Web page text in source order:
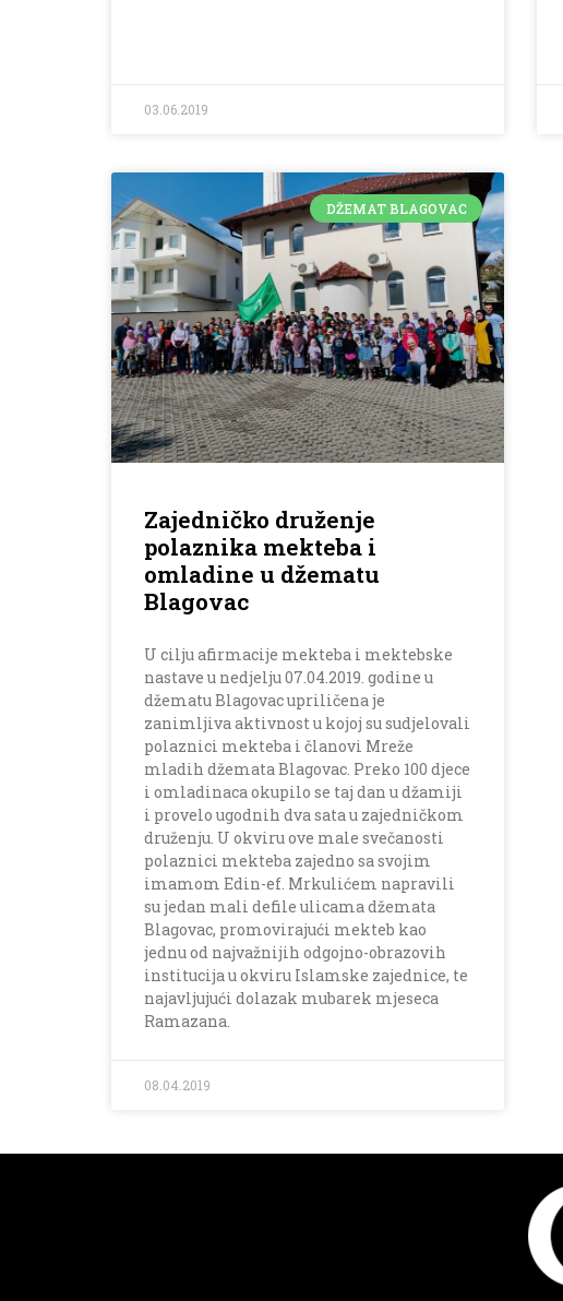
03.06.2019
DŽEMAT BLAGOVAC
Zajedničko druženje
polaznika mekteba i
omladine u džematu
Blagovac
U cilju afirmacije mekteba i mektebske
nastave u nedjelju 07.04.2019. godine u
džematu Blagovac upriličena je
zanimljiva aktivnost u kojoj su sudjelovali
polaznici mekteba i članovi Mreže
mladih džemata Blagovac. Preko 100 djece
i omladinaca okupilo se taj dan u džamiji
i provelo ugodnih dva sata u zajedničkom
druženju. U okviru ove male svečanosti
polaznici mekteba zajedno sa svojim
imamom Edin-ef. Mrkulićem napravili
su jedan mali defile ulicama džemata
Blagovac, promovirajući mekteb kao
jednu od najvažnijih odgojno-obrazovih
institucija u okviru Islamske zajednice, te
najavljujući dolazak mubarek mjeseca
Ramazana.
08.04.2019